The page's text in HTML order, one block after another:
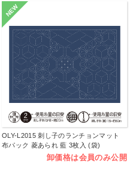
NEW
OLY-L2015 刺し子のランチョンマット
布パック 菱あられ 藍 3枚入 (袋)
卸価格は会員のみ公開